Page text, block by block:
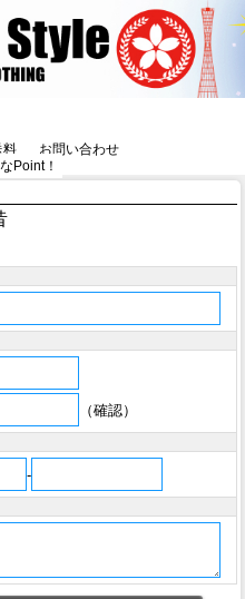
料
お問い合わせ
Point！
（確認）
-